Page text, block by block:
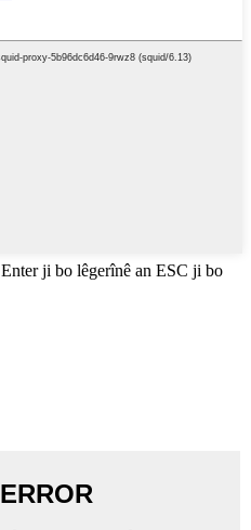
Enter ji bo lêgerînê an ESC ji bo